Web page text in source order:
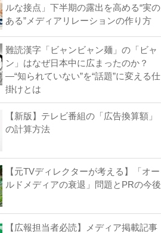
ルな接点」下半期の露出を高める“実の
ある”メディアリレーションの作り方
難読漢字「ビャンビャン麺」の「ビャ
ン」はなぜ日本中に広まったのか？
―“知られていない”を“話題”に変える仕
掛けとは
【新版】テレビ番組の「広告換算額」
の計算方法
【元TVディレクターが考える】「オー
ルドメディアの衰退」問題とPRの今後
【広報担当者必読】メディア掲載記事